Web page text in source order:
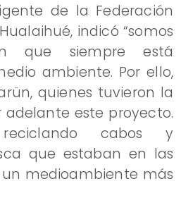
de la Federación
indicó “somos
que siempre está
ambiente. Por ello,
quienes tuvieron la
este proyecto.
cabos y
que estaban en las
medioambiente más